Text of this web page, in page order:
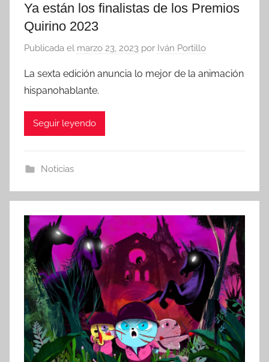
Ya están los finalistas de los Premios
Quirino 2023
Publicada el marzo 23, 2023 por Iván Portillo
La sexta edición anuncia lo mejor de la animación
hispanohablante.
Seguir leyendo
Noticias